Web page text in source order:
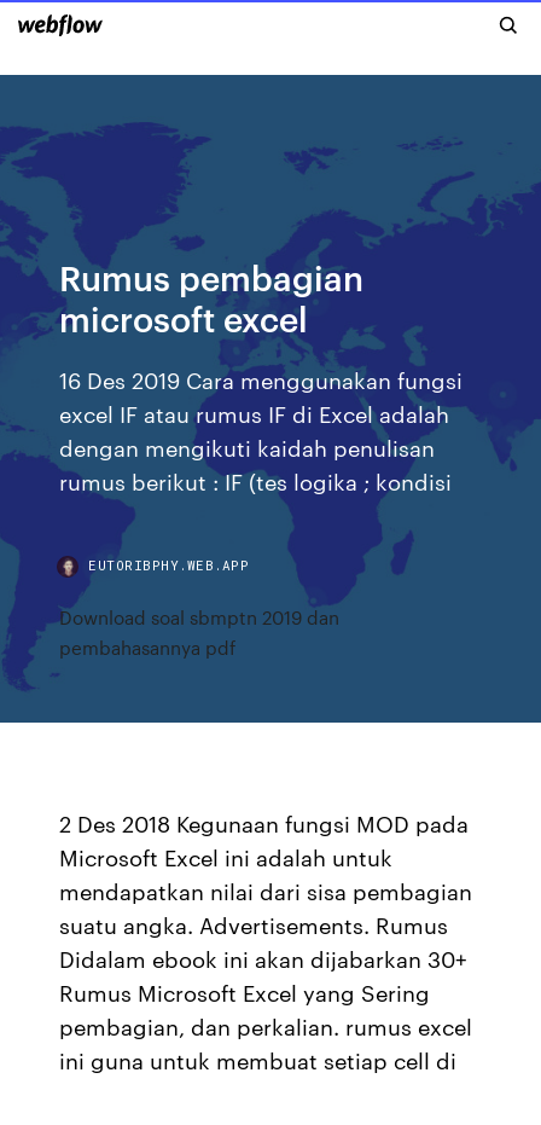
Rumus pembagian
microsoft excel
16 Des 2019 Cara menggunakan fungsi
excel IF atau rumus IF di Excel adalah
dengan mengikuti kaidah penulisan
rumus berikut : IF (tes logika ; kondisi
EUTORIBPHY.WEB.APP
Download soal sbmptn 2019 dan
pembahasannya pdf
2 Des 2018 Kegunaan fungsi MOD pada
Microsoft Excel ini adalah untuk
mendapatkan nilai dari sisa pembagian
suatu angka. Advertisements. Rumus
Didalam ebook ini akan dijabarkan 30+
Rumus Microsoft Excel yang Sering
pembagian, dan perkalian. rumus excel
ini guna untuk membuat setiap cell di